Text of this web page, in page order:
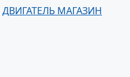
ДВИГАТЕЛЬ МАГАЗИН